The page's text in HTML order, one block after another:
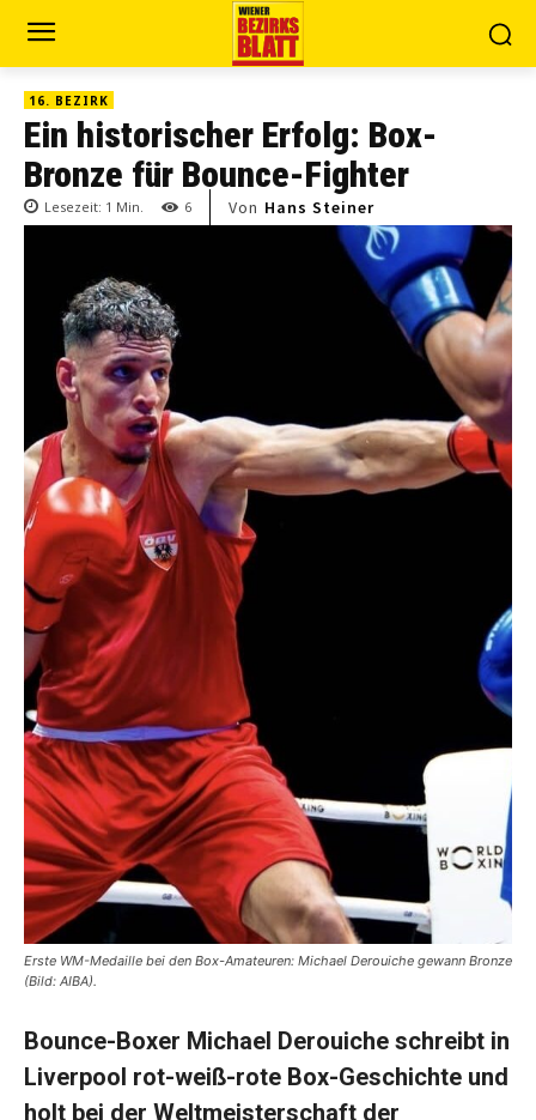
16. BEZIRK
Ein historischer Erfolg: Box-
Bronze für Bounce-Fighter
Lesezeit: 1 Min. 6 Von Hans Steiner
Erste WM-Medaille bei den Box-Amateuren: Michael Derouiche gewann Bronze
(Bild: AIBA).
Bounce-Boxer Michael Derouiche schreibt in
Liverpool rot-weiß-rote Box-Geschichte und
holt bei der Weltmeisterschaft der